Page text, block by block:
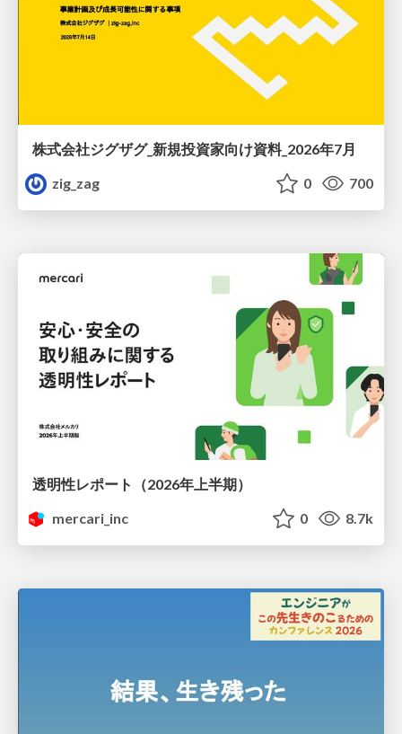
株式会社ジグザグ_新規投資家向け資料_2026年7月
zig_zag
0 700
透明性レポート（2026年上半期）
mercari_inc
0 8.7k